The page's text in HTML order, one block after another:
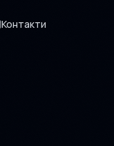
Контакти